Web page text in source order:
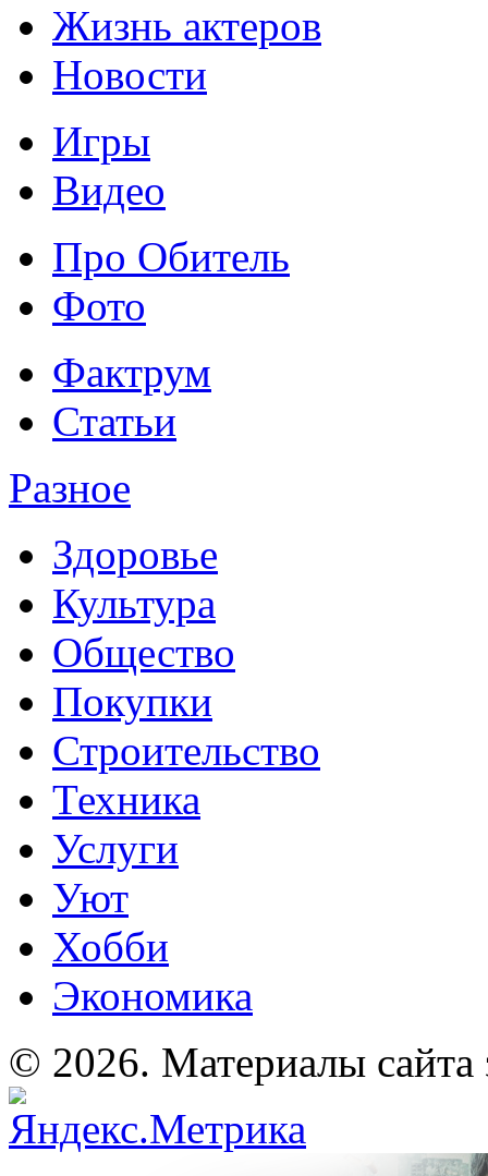
Жизнь актеров
Новости
Игры
Видео
Про Обитель
Фото
Фактрум
Статьи
Разное
Здоровье
Культура
Общество
Покупки
Строительство
Техника
Услуги
Уют
Хобби
Экономика
© 2026. Материалы